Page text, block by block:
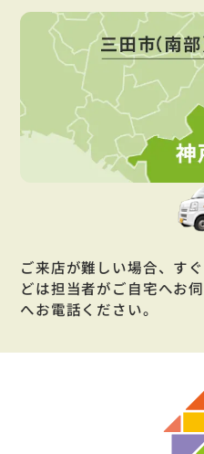
ご来店が難しい場合、す
どは担当者がご自宅へお
へお電話ください。